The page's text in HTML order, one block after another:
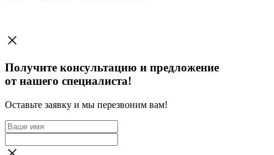
Получите консультацию и предложение
от нашего специалиста!
Оставьте заявку и мы перезвоним вам!